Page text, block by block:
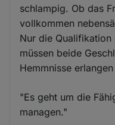
schlampig. Ob das
vollkommen
Nur die
müssen beide
Hemmnisse
"Es geht um die
managen."